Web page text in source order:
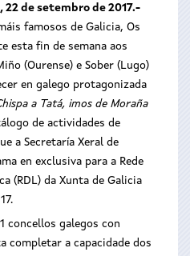
de setembro de 2017.-
famosos de Galicia, Os
esta fin de semana aos
(Ourense) e Sober (Lugo)
en galego protagonizada
a Tatá, imos de Moraña
de actividades de
a Secretaría Xeral de
en exclusiva para a Rede
(RDL) da Xunta de Galicia
concellos galegos con
completar a capacidade dos